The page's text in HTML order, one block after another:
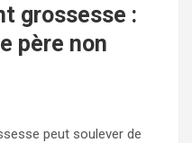
grossesse :
père non
peut soulever de